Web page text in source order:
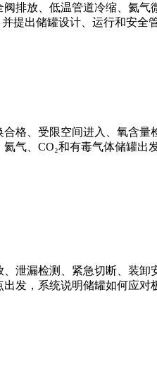
排放、低温管道冷缩、氦气
提出储罐设计、运行和安全
格、受限空间进入、氧含量
气、CO₂和有毒气体储罐出
泄漏检测、紧急切断、装卸
发，系统说明储罐如何应对